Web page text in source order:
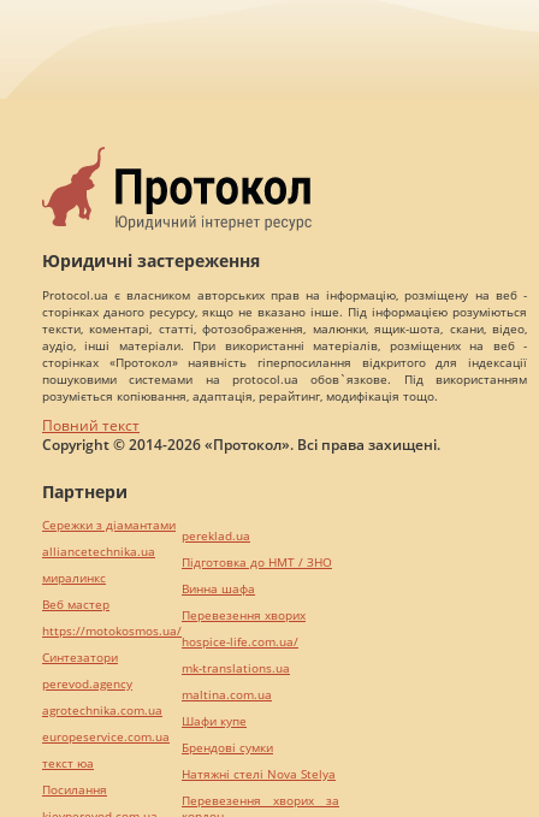
Юридичні застереження
Protocol.ua є власником авторських прав на інформацію, розміщену на веб -
сторінках даного ресурсу, якщо не вказано інше. Під інформацією розуміються
тексти, коментарі, статті, фотозображення, малюнки, ящик-шота, скани, відео,
аудіо, інші матеріали. При використанні матеріалів, розміщених на веб -
сторінках «Протокол» наявність гіперпосилання відкритого для індексації
пошуковими системами на protocol.ua обов`язкове. Під використанням
розуміється копіювання, адаптація, рерайтинг, модифікація тощо.
Повний текст
Copyright © 2014-2026 «Протокол». Всі права захищені.
Партнери
Сережки з діамантами
alliancetechnika.ua
миралинкс
Веб мастер
https://motokosmos.ua/
Синтезатори
perevod.agency
agrotechnika.com.ua
europeservice.com.ua
текст юа
Посилання
pereklad.ua
Підготовка до НМТ / ЗНО
Винна шафа
Перевезення хворих
hospice-life.com.ua/
mk-translations.ua
maltina.com.ua
Шафи купе
Брендові сумки
Натяжні стелі Nova Stelya
Перевезення хворих за